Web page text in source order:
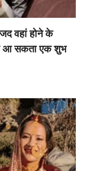
वहां होने के
आ सकता एक शुभ